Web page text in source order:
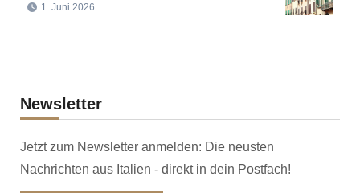
1. Juni 2026
Newsletter
Jetzt zum Newsletter anmelden: Die neusten
Nachrichten aus Italien - direkt in dein Postfach!